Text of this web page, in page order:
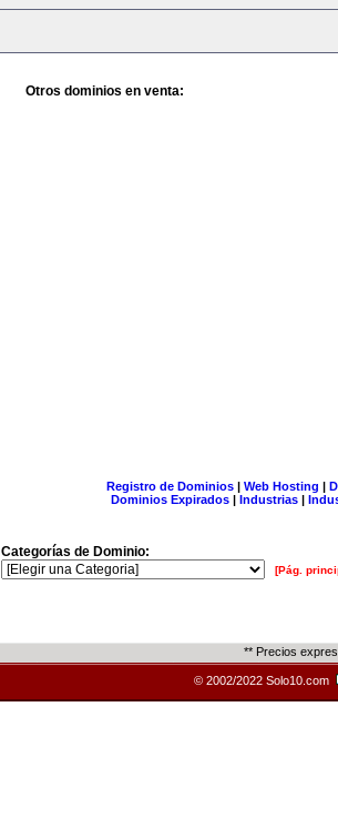
Otros dominios en venta:
Registro de Dominios| Web Hosting |
Dominios Expirados | Industrias |
Categorías de Dominio:
[Pág.
** Precios
© 2002/2022 Solo10.com